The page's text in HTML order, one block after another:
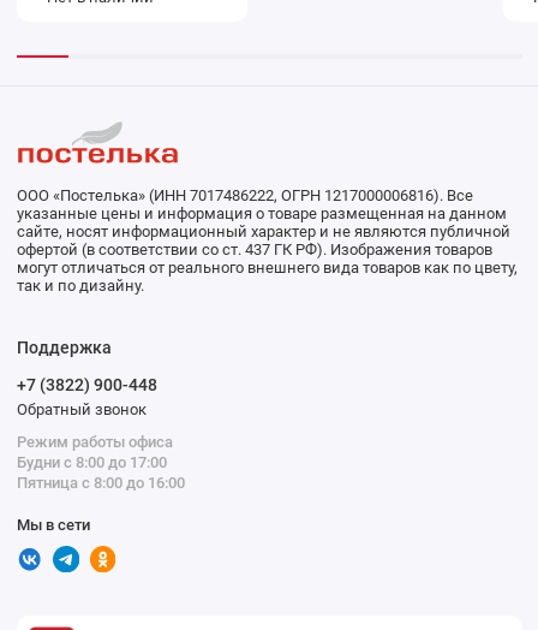
ООО «Постелька» (ИНН 7017486222, ОГРН 1217000006816). Все
указанные цены и информация о товаре размещенная на данном
сайте, носят информационный характер и не являются публичной
офертой (в соответствии со ст. 437 ГК РФ). Изображения товаров
могут отличаться от реального внешнего вида товаров как по цвету,
так и по дизайну.
Поддержка
+7 (3822) 900-448
Обратный звонок
Режим работы офиса
Будни с 8:00 до 17:00
Пятница с 8:00 до 16:00
Мы в сети